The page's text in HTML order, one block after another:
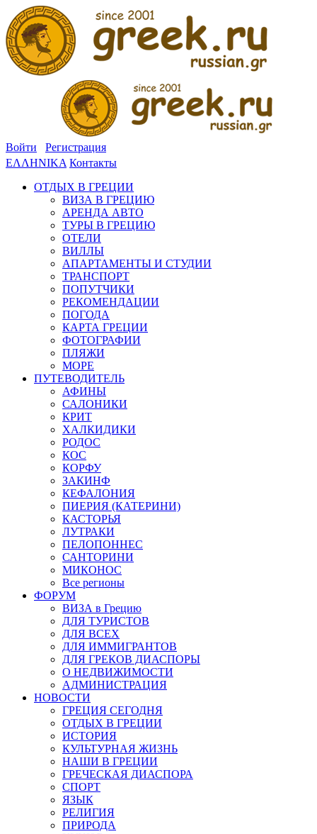
Войти
Регистрация
ΕΛΛΗΝΙΚΑ Контакты
ОТДЫХ В ГРЕЦИИ
ВИЗА В ГРЕЦИЮ
АРЕНДА АВТО
ТУРЫ В ГРЕЦИЮ
ОТЕЛИ
ВИЛЛЫ
АПАРТАМЕНТЫ И СТУДИИ
ТРАНСПОРТ
ПОПУТЧИКИ
РЕКОМЕНДАЦИИ
ПОГОДА
КАРТА ГРЕЦИИ
ФОТОГРАФИИ
ПЛЯЖИ
МОРЕ
ПУТЕВОДИТЕЛЬ
АФИНЫ
САЛОНИКИ
КРИТ
ХАЛКИДИКИ
РОДОС
КОС
КОРФУ
ЗАКИНФ
КЕФАЛОНИЯ
ПИЕРИЯ (КАТЕРИНИ)
КАСТОРЬЯ
ЛУТРАКИ
ПЕЛОПОННЕС
САНТОРИНИ
МИКОНОС
Все регионы
ФОРУМ
ВИЗА в Грецию
ДЛЯ ТУРИСТОВ
ДЛЯ ВСЕХ
ДЛЯ ИММИГРАНТОВ
ДЛЯ ГРЕКОВ ДИАСПОРЫ
О НЕДВИЖИМОСТИ
АДМИНИСТРАЦИЯ
НОВОСТИ
ГРЕЦИЯ СЕГОДНЯ
ОТДЫХ В ГРЕЦИИ
ИСТОРИЯ
КУЛЬТУРНАЯ ЖИЗНЬ
НАШИ В ГРЕЦИИ
ГРЕЧЕСКАЯ ДИАСПОРА
СПОРТ
ЯЗЫК
РЕЛИГИЯ
ПРИРОДА